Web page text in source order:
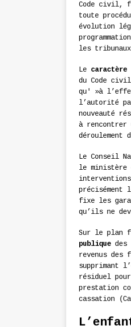
Code civil,
toute
évolution
les
Le caractère
du Code
qu' »à
l’autorité
nouveauté
à
déroulement
Le Conseil
le ministère
précisément
fixe les
qu’ils ne
Sur le plan
publique des
revenus des
supprimant
résiduel
prestation
cassation